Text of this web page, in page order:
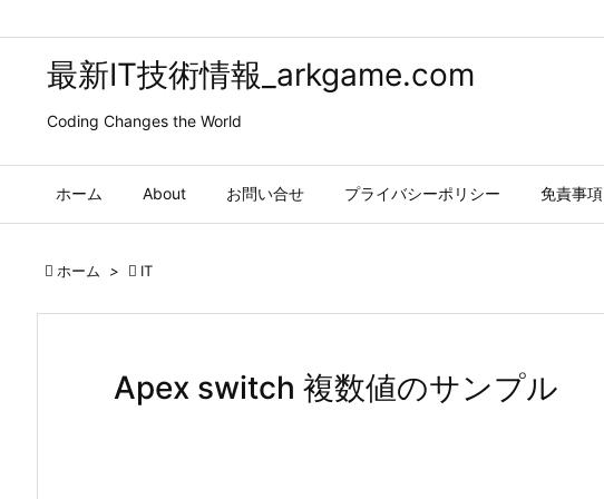
最新IT技術情報_arkgame.com
Coding Changes the World
ホーム About お問い合せ プライバシーポリシー 免責事項
 ホーム >  IT
Apex switch 複数値のサンプル